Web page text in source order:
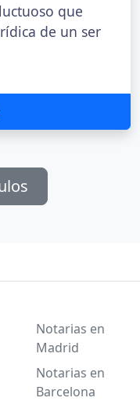
que
de un ser
Notarias en
Madrid
Notarias en
Barcelona